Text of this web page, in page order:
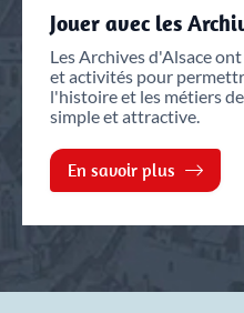
Jouer avec les
Les Archives d'Alsace
et activités pour
l'histoire et les métiers
simple et attractive.
En savoir plus